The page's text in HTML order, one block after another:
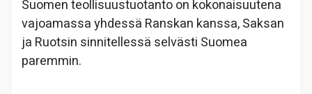
Suomen teollisuustuotanto on kokonaisuutena
vajoamassa yhdessä Ranskan kanssa, Saksan
ja Ruotsin sinnitellessä selvästi Suomea
paremmin.